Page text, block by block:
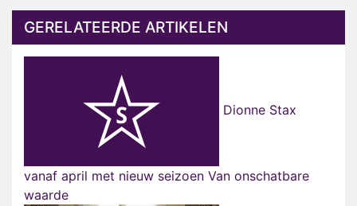
GERELATEERDE ARTIKELEN
Dionne Stax
vanaf april met nieuw seizoen Van onschatbare
waarde